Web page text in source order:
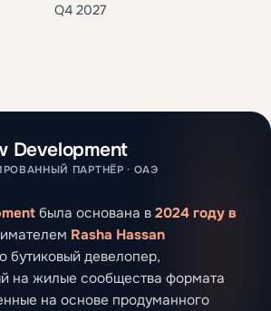
Q4 2027
Development
ПАРТНЁР · ОАЭ
была основана в 2024 году в
Rasha Hassan
бутиковый девелопер,
на жилые сообщества формата
на основе продуманного